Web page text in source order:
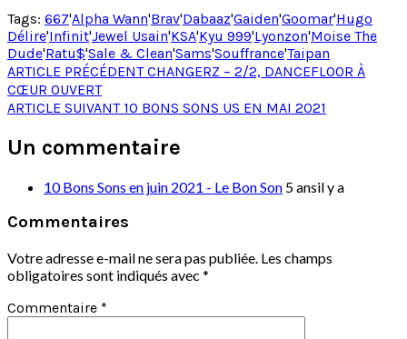
Tags: 667'Alpha Wann'Brav'Dabaaz'Gaiden'Goomar'Hugo
Délire'Infinit'Jewel Usain'KSA'Kyu 999'Lyonzon'Moise The
Dude'Ratu$'Sale & Clean'Sams'Souffrance'Taipan
Post
navigation
ARTICLE PRÉCÉDENTCHANGERZ – 2/2, DANCEFLOOR À
CŒUR OUVERT
ARTICLE SUIVANT10 BONS SONS US EN MAI 2021
Un commentaire
10 Bons Sons en juin 2021 - Le Bon Son 5 ansil y a
Commentaires
Votre adresse e-mail ne sera pas publiée. Les champs
obligatoires sont indiqués avec *
Commentaire *